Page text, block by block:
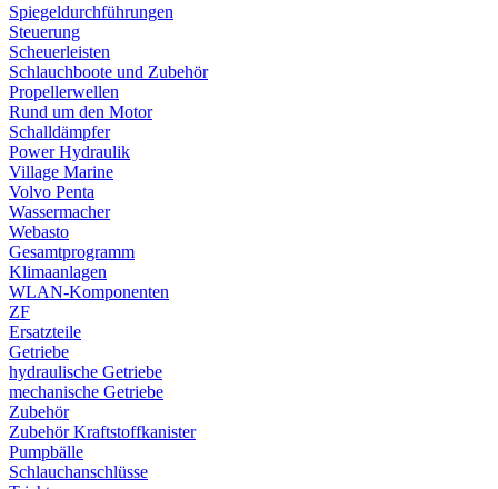
Spiegeldurchführungen
Steuerung
Scheuerleisten
Schlauchboote und Zubehör
Propellerwellen
Rund um den Motor
Schalldämpfer
Power Hydraulik
Village Marine
Volvo Penta
Wassermacher
Webasto
Gesamtprogramm
Klimaanlagen
WLAN-Komponenten
ZF
Ersatzteile
Getriebe
hydraulische Getriebe
mechanische Getriebe
Zubehör
Zubehör Kraftstoffkanister
Pumpbälle
Schlauchanschlüsse